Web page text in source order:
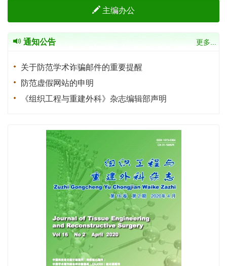
主编办公
通知公告 更多...
关于防范学术诈骗邮件的重要提醒
防范虚假网站的申明
《组织工程与重建外科》杂志编辑部声明